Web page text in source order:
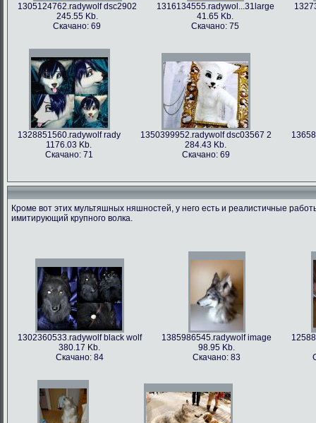
1305124762.radywolf dsc2902
245.55 Kb.
Скачано: 69
1316134555.radywol...31large
41.65 Kb.
Скачано: 75
1328851560.radywolf rady
1176.03 Kb.
Скачано: 71
1350399952.radywolf dsc03567 2
284.43 Kb.
Скачано: 69
60.91 Kb.
Скачано: 79
1375506317.radywolf ao
492.86 Kb.
Скачано: 62
1393372244.radywolf eixin-20
3836.44 Kb.
Скачано: 70
1394357978.radywolf image
82.75 Kb.
Скачано: 70
Кроме вот этих мультяшных няшностей, у него есть и реалистичные
имитирующий крупного волка.
1302360533.radywolf black wolf
380.17 Kb.
Скачано: 84
1385986545.radywolf image
98.95 Kb.
Скачано: 83